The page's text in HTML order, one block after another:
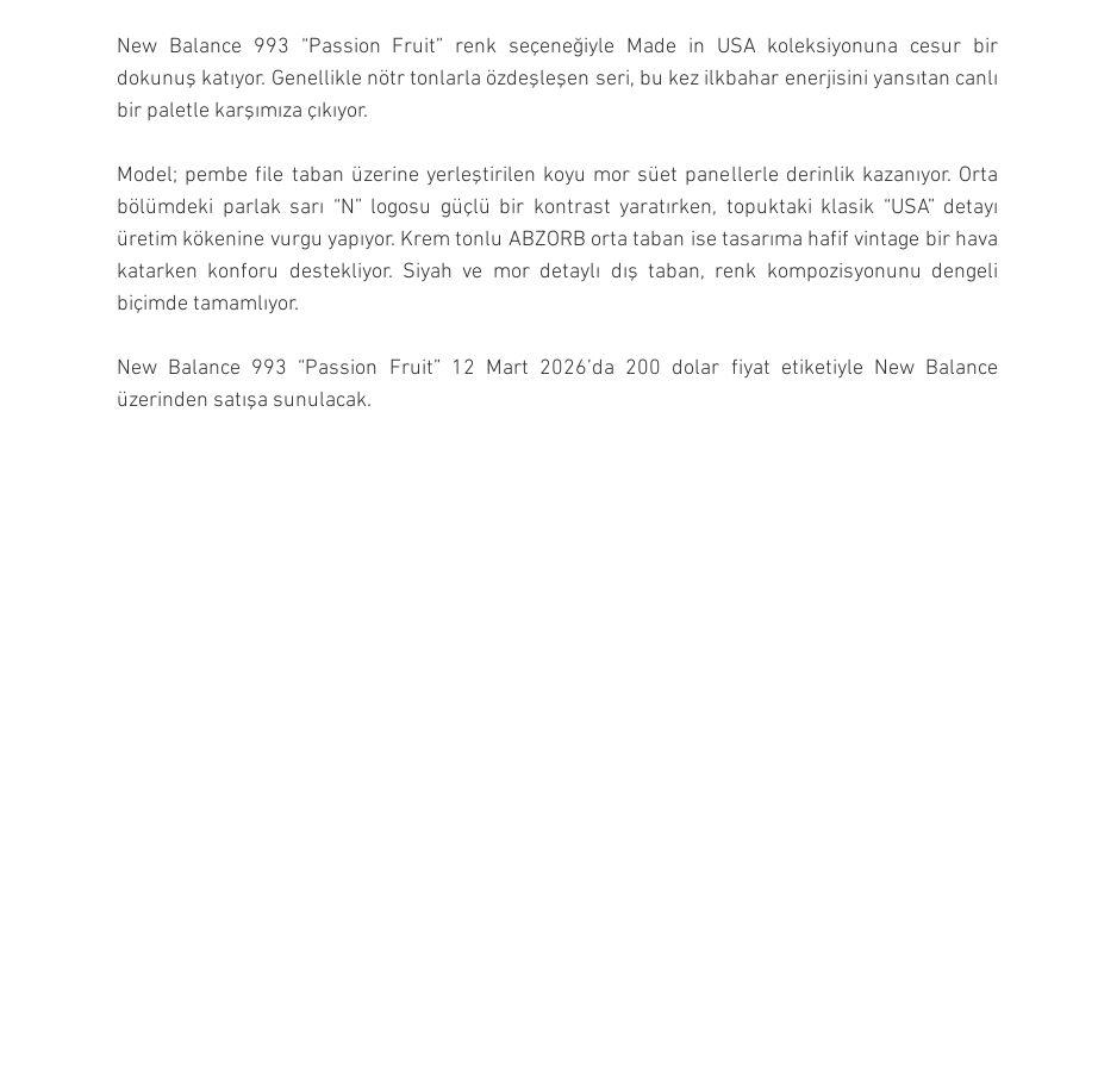
New Balance 993 “Passion Fruit” renk seçeneğiyle Made in USA koleksiyonuna cesur bir
dokunuş katıyor. Genellikle nötr tonlarla özdeşleşen seri, bu kez ilkbahar enerjisini yansıtan canlı
bir paletle karşımıza çıkıyor.
Model; pembe file taban üzerine yerleştirilen koyu mor süet panellerle derinlik kazanıyor. Orta
bölümdeki parlak sarı “N” logosu güçlü bir kontrast yaratırken, topuktaki klasik “USA” detayı
üretim kökenine vurgu yapıyor. Krem tonlu ABZORB orta taban ise tasarıma hafif vintage bir hava
katarken konforu destekliyor. Siyah ve mor detaylı dış taban, renk kompozisyonunu dengeli
biçimde tamamlıyor.
New Balance 993 “Passion Fruit” 12 Mart 2026’da 200 dolar fiyat etiketiyle New Balance
üzerinden satışa sunulacak.